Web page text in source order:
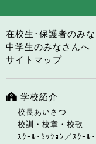
在校生･保護者のみ
中学生のみなさんへ
サイトマップ
学校紹介
校長あいさつ
校訓・校章・校歌
ｽｸｰﾙ･ﾐｯｼｮﾝ／ｽｸｰﾙ